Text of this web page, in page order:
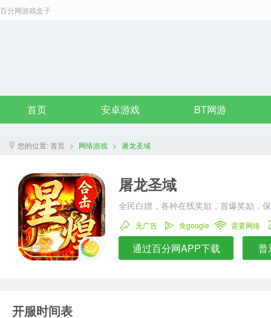
百分网游戏盒子
首页 安卓游戏 BT网游
您的位置:首页 > 网络游戏 > 屠龙圣域
屠龙圣域
全民白嫖，各种在线奖励，首爆奖励，
无广告 免google 需要网络
通过百分网APP下载 普
开服时间表